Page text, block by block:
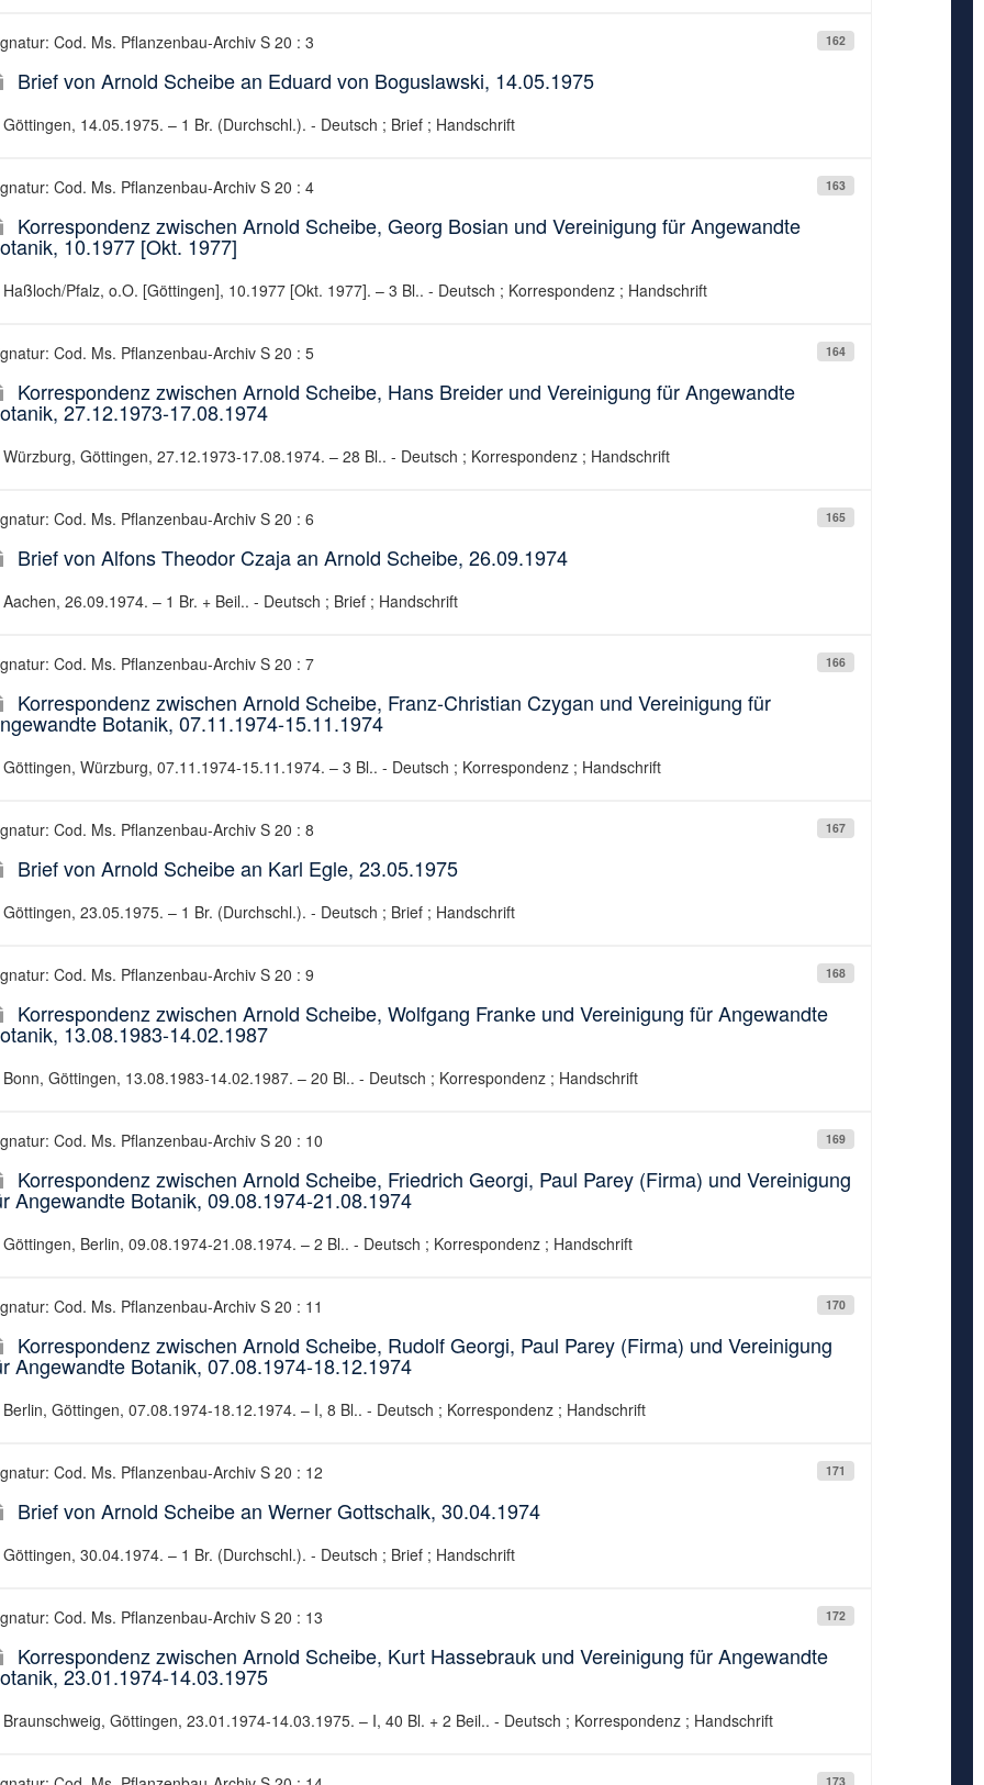
162
Cod. Ms. Pflanzenbau-Archiv S 20 : 3
Brief von Arnold Scheibe an Eduard von Boguslawski, 14.05.1975
Göttingen, 14.05.1975. – 1 Br. (Durchschl.). - Deutsch ; Brief ; Handschrift
163
Cod. Ms. Pflanzenbau-Archiv S 20 : 4
Korrespondenz zwischen Arnold Scheibe, Georg Bosian und Vereinigung für Angewandte
10.1977 [Okt. 1977]
Haßloch/Pfalz, o.O. [Göttingen], 10.1977 [Okt. 1977]. – 3 Bl.. - Deutsch ; Korrespondenz ; Handschrift
164
Cod. Ms. Pflanzenbau-Archiv S 20 : 5
Korrespondenz zwischen Arnold Scheibe, Hans Breider und Vereinigung für Angewandte
27.12.1973-17.08.1974
Würzburg, Göttingen, 27.12.1973-17.08.1974. – 28 Bl.. - Deutsch ; Korrespondenz ; Handschrift
165
Cod. Ms. Pflanzenbau-Archiv S 20 : 6
Brief von Alfons Theodor Czaja an Arnold Scheibe, 26.09.1974
Aachen, 26.09.1974. – 1 Br. + Beil.. - Deutsch ; Brief ; Handschrift
166
Cod. Ms. Pflanzenbau-Archiv S 20 : 7
Korrespondenz zwischen Arnold Scheibe, Franz-Christian Czygan und Vereinigung für
Botanik, 07.11.1974-15.11.1974
Göttingen, Würzburg, 07.11.1974-15.11.1974. – 3 Bl.. - Deutsch ; Korrespondenz ; Handschrift
167
Cod. Ms. Pflanzenbau-Archiv S 20 : 8
Brief von Arnold Scheibe an Karl Egle, 23.05.1975
Göttingen, 23.05.1975. – 1 Br. (Durchschl.). - Deutsch ; Brief ; Handschrift
168
Cod. Ms. Pflanzenbau-Archiv S 20 : 9
Korrespondenz zwischen Arnold Scheibe, Wolfgang Franke und Vereinigung für Angewandte
13.08.1983-14.02.1987
Bonn, Göttingen, 13.08.1983-14.02.1987. – 20 Bl.. - Deutsch ; Korrespondenz ; Handschrift
169
Cod. Ms. Pflanzenbau-Archiv S 20 : 10
Korrespondenz zwischen Arnold Scheibe, Friedrich Georgi, Paul Parey (Firma) und Vereinigung
Angewandte Botanik, 09.08.1974-21.08.1974
Göttingen, Berlin, 09.08.1974-21.08.1974. – 2 Bl.. - Deutsch ; Korrespondenz ; Handschrift
170
Cod. Ms. Pflanzenbau-Archiv S 20 : 11
Korrespondenz zwischen Arnold Scheibe, Rudolf Georgi, Paul Parey (Firma) und Vereinigung
Angewandte Botanik, 07.08.1974-18.12.1974
Berlin, Göttingen, 07.08.1974-18.12.1974. – I, 8 Bl.. - Deutsch ; Korrespondenz ; Handschrift
171
Cod. Ms. Pflanzenbau-Archiv S 20 : 12
Brief von Arnold Scheibe an Werner Gottschalk, 30.04.1974
Göttingen, 30.04.1974. – 1 Br. (Durchschl.). - Deutsch ; Brief ; Handschrift
172
Cod. Ms. Pflanzenbau-Archiv S 20 : 13
Korrespondenz zwischen Arnold Scheibe, Kurt Hassebrauk und Vereinigung für Angewandte
23.01.1974-14.03.1975
Braunschweig, Göttingen, 23.01.1974-14.03.1975. – I, 40 Bl. + 2 Beil.. - Deutsch ; Korrespondenz ; Handschrift
173